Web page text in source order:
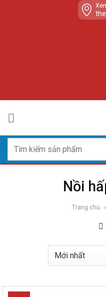
kiếm:
Nồi
Trang chủ »